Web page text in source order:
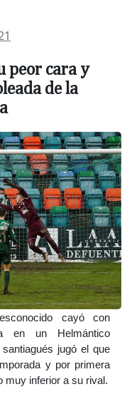
peor cara y
de la
cayó con
en un Helmántico
jugó el que
y por primera
muy inferior a su rival.